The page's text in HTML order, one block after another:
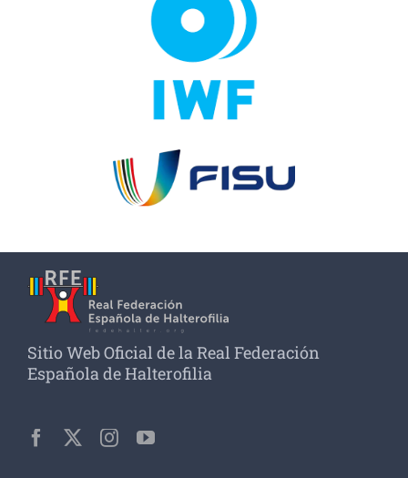
Sitio Web Oficial de la Real Federación
Española de Halterofilia